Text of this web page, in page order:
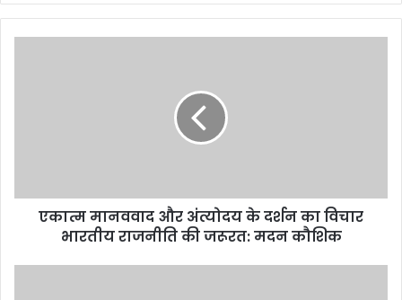
एकात्म मानववाद और अंत्योदय के दर्शन का विचार
भारतीय राजनीति की जरूरत: मदन कौशिक